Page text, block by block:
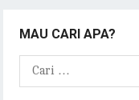
MAU CARI APA?
Cari